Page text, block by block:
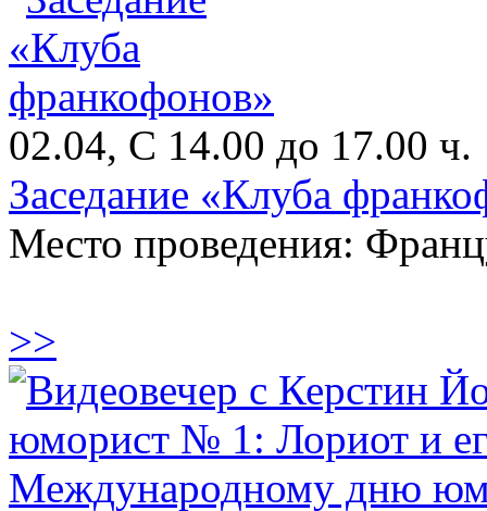
02.04, С 14.00 до 17.00 ч.
Заседание «Клуба
Место проведения:
>>